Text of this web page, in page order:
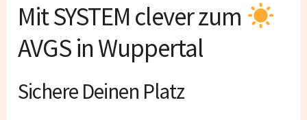
Mit SYSTEM clever zum
AVGS in Wuppertal
Sichere Deinen Platz